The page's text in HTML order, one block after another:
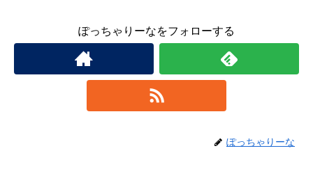
ぽっちゃりーなをフォローする
ぽっちゃりーな